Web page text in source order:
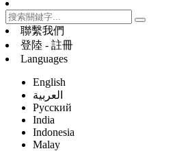
聯繫我們
登陸 - 註冊
Languages
English
العربية
Русский
India
Indonesia
Malay